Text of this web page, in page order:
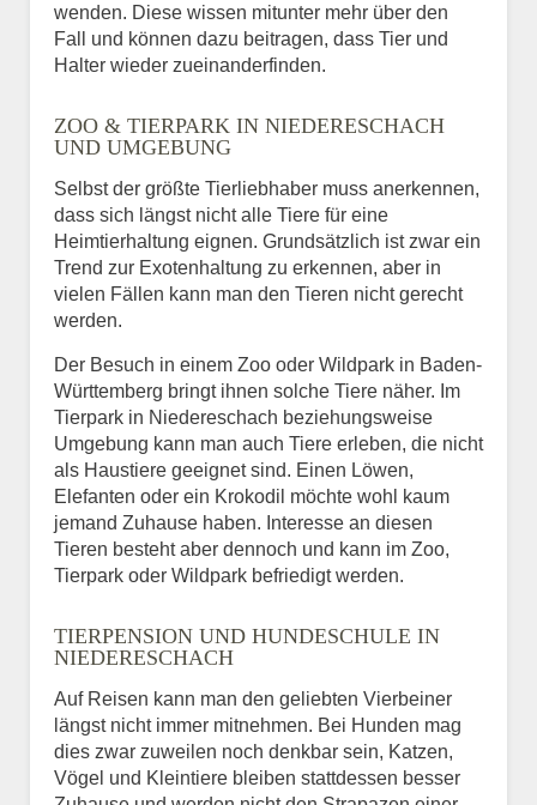
wenden. Diese wissen mitunter mehr über den
Fall und können dazu beitragen, dass Tier und
Halter wieder zueinanderfinden.
ZOO & TIERPARK IN NIEDERESCHACH
UND UMGEBUNG
Selbst der größte Tierliebhaber muss anerkennen,
dass sich längst nicht alle Tiere für eine
Heimtierhaltung eignen. Grundsätzlich ist zwar ein
Trend zur Exotenhaltung zu erkennen, aber in
vielen Fällen kann man den Tieren nicht gerecht
werden.
Der Besuch in einem Zoo oder Wildpark in Baden-
Württemberg bringt ihnen solche Tiere näher. Im
Tierpark in Niedereschach beziehungsweise
Umgebung kann man auch Tiere erleben, die nicht
als Haustiere geeignet sind. Einen Löwen,
Elefanten oder ein Krokodil möchte wohl kaum
jemand Zuhause haben. Interesse an diesen
Tieren besteht aber dennoch und kann im Zoo,
Tierpark oder Wildpark befriedigt werden.
TIERPENSION UND HUNDESCHULE IN
NIEDERESCHACH
Auf Reisen kann man den geliebten Vierbeiner
längst nicht immer mitnehmen. Bei Hunden mag
dies zwar zuweilen noch denkbar sein, Katzen,
Vögel und Kleintiere bleiben stattdessen besser